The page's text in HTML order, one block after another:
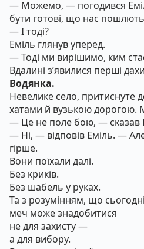
— Можемо, — погодився
бути готові, що нас
— І тоді?
Еміль глянув уперед.
— Тоді ми вирішимо, ким
Вдалині з’явилися перші
Водянка.
Невелике село, притиснуте
хатами й вузькою дорогою.
— Це не поле бою, — сказав
— Ні, — відповів Еміль. —
гірше.
Вони поїхали далі.
Без криків.
Без шабель у руках.
Та з розумінням, що сьогодні
меч може знадобитися
не для захисту —
а для вибору.